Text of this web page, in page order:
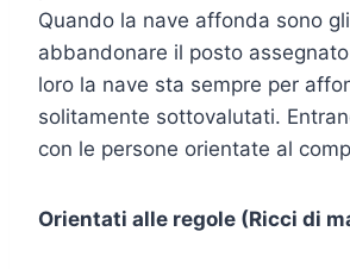
Quando la nave affonda sono
abbandonare il posto
loro la nave sta sempre per
solitamente sottovalutati.
con le persone orientate al
Orientati alle regole (Ricci di